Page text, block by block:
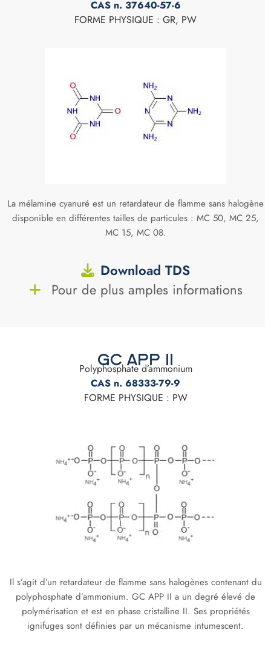
CAS n. 37640-57-6
FORME PHYSIQUE : GR, PW
La mélamine cyanuré est un retardateur de flamme sans halogène
disponible en différentes tailles de particules : MC 50, MC 25,
MC 15, MC 08.
Download TDS
Pour de plus amples informations
GC APP II
Polyphosphate d’ammonium
CAS n. 68333-79-9
FORME PHYSIQUE : PW
Il s’agit d’un retardateur de flamme sans halogènes contenant du
polyphosphate d’ammonium. GC APP II a un degré élevé de
polymérisation et est en phase cristalline II. Ses propriétés
ignifuges sont définies par un mécanisme intumescent.